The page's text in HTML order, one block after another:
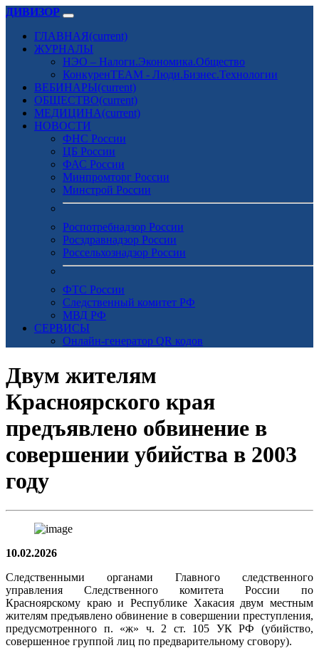
ДИВИЗОР
ГЛАВНАЯ(current)
ЖУРНАЛЫ
НЭО – Налоги.Экономика.Общество
КонкуренTEAM - Люди.Бизнес.Технологии
ВЕБИНАРЫ(current)
ОБЩЕСТВО(current)
МЕДИЦИНА(current)
НОВОСТИ
ФНС России
ЦБ России
ФАС России
Минпромторг России
Минстрой России
Роспотребнадзор России
Росздравнадзор России
Россельхознадзор России
ФТС России
Следственный комитет РФ
МВД РФ
СЕРВИСЫ
Онлайн-генератор QR кодов
Двум жителям
Красноярского края
предъявлено обвинение в
совершении убийства в 2003
году
10.02.2026
Следственными органами Главного следственного
управления Следственного комитета России по
Красноярскому краю и Республике Хакасия двум местным
жителям предъявлено обвинение в совершении преступления,
предусмотренного п. «ж» ч. 2 ст. 105 УК РФ (убийство,
совершенное группой лиц по предварительному сговору).